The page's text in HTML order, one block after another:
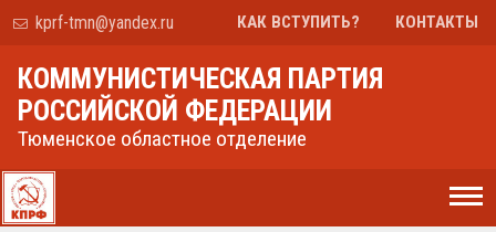
kprf-tmn@yandex.ru КАК ВСТУПИТЬ? КОНТАКТЫ
КОММУНИСТИЧЕСКАЯ ПАРТИЯ
РОССИЙСКОЙ ФЕДЕРАЦИИ
Тюменское областное отделение